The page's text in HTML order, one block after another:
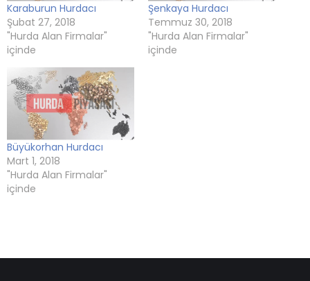
Karaburun Hurdacı
Şubat 27, 2018
"Hurda Alan Firmalar"
içinde
Şenkaya Hurdacı
Temmuz 30, 2018
"Hurda Alan Firmalar"
içinde
Büyükorhan Hurdacı
Mart 1, 2018
"Hurda Alan Firmalar"
içinde